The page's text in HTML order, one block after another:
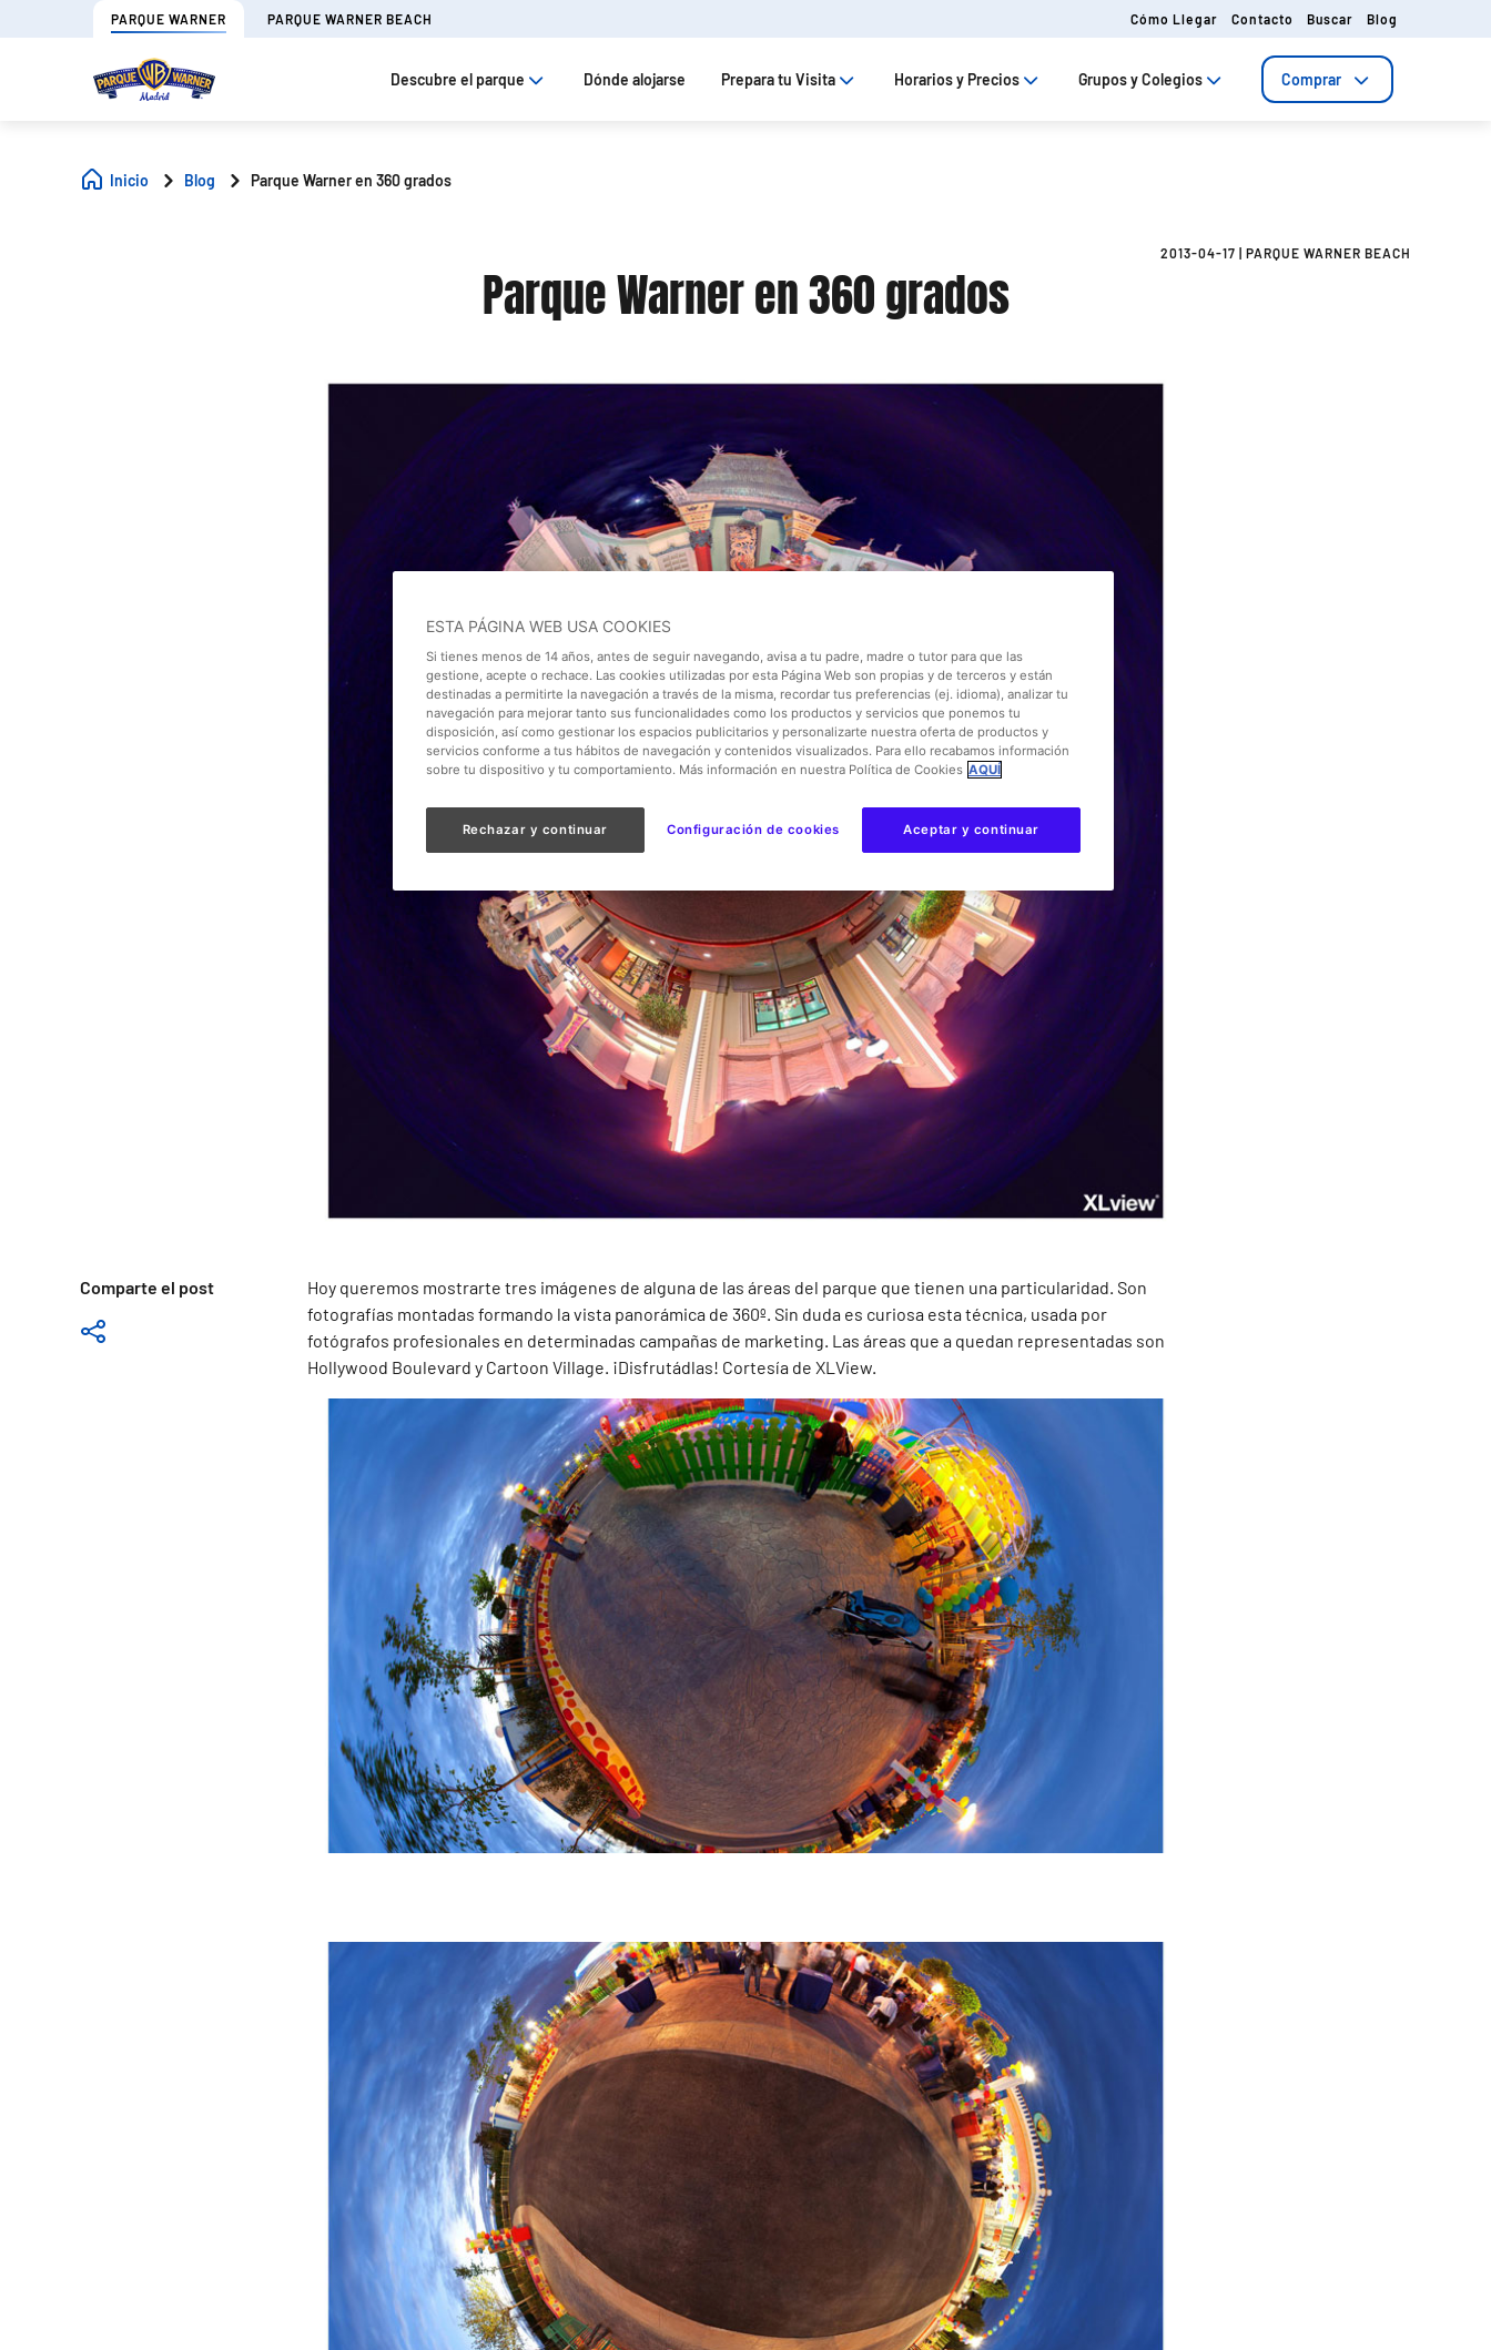
PARQUE WARNER PARQUE WARNER BEACH Cómo Llegar Contacto Buscar Blog
Descubre el parque Dónde alojarse Prepara tu Visita Horarios y Precios Grupos y Colegios Comprar
Inicio Blog Parque Warner en 360 grados
2013-04-17 PARQUE WARNER BEACH
Parque Warner en 360 grados
Comparte el post
Hoy queremos mostrarte tres imágenes de alguna de las áreas del parque que tienen una particularidad. Son
fotografías montadas formando la vista panorámica de 360º. Sin duda es curiosa esta técnica, usada por
fotógrafos profesionales en determinadas campañas de marketing. Las áreas que a quedan representadas son
Hollywood Boulevard y Cartoon Village. ¡Disfrutádlas! Cortesía de XLView.
ESTA PÁGINA WEB USA COOKIES
Si tienes menos de 14 años, antes de seguir navegando, avisa a tu padre, madre o tutor para que las
gestione, acepte o rechace. Las cookies utilizadas por esta Página Web son propias y de terceros y están
destinadas a permitirte la navegación a través de la misma, recordar tus preferencias (ej. idioma), analizar tu
navegación para mejorar tanto sus funcionalidades como los productos y servicios que ponemos tu
disposición, así como gestionar los espacios publicitarios y personalizarte nuestra oferta de productos y
servicios conforme a tus hábitos de navegación y contenidos visualizados. Para ello recabamos información
sobre tu dispositivo y tu comportamiento. Más información en nuestra Política de Cookies AQUÍ
Rechazar y continuar Aceptar y continuar
Configuración de cookies